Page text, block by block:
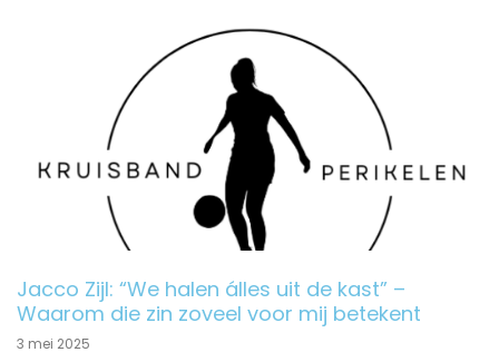
Jacco Zijl: “We halen álles uit de kast” –
Waarom die zin zoveel voor mij betekent
3 mei 2025